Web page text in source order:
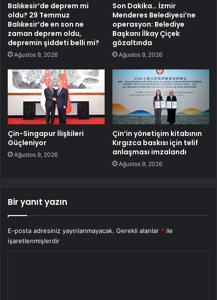
Balıkesir’de deprem mi
oldu? 29 Temmuz
Balıkesir’de en son ne
zaman deprem oldu,
depremin şiddeti belli mi?
Ağustos 9, 2026
Son Dakika… İzmir
Menderes Belediyesi’ne
operasyon: Belediye
Başkanı İlkay Çiçek
gözaltında
Ağustos 9, 2026
Çin-Singapur İlişkileri
Güçleniyor
Ağustos 9, 2026
Çin’in yönetişim kitabının
Kırgızca baskısı için telif
anlaşması imzalandı
Ağustos 9, 2026
Bir yanıt yazın
E-posta adresiniz yayınlanmayacak. Gerekli alanlar * ile
işaretlenmişlerdir